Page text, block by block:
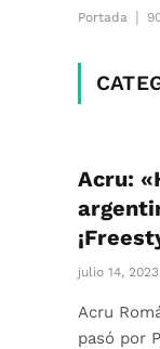
Portada
Acru:
julio 14, 2023
Acru
pasó por